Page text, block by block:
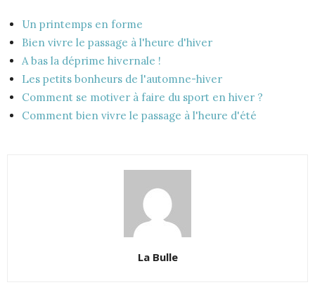
Un printemps en forme
Bien vivre le passage à l'heure d'hiver
A bas la déprime hivernale !
Les petits bonheurs de l'automne-hiver
Comment se motiver à faire du sport en hiver ?
Comment bien vivre le passage à l'heure d'été
La Bulle